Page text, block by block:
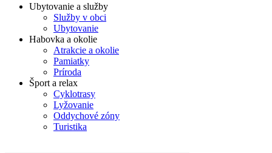
Ubytovanie a služby
Služby v obci
Ubytovanie
Habovka a okolie
Atrakcie a okolie
Pamiatky
Príroda
Šport a relax
Cyklotrasy
Lyžovanie
Oddychové zóny
Turistika